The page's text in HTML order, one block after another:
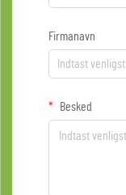
Firmanavn
Besked